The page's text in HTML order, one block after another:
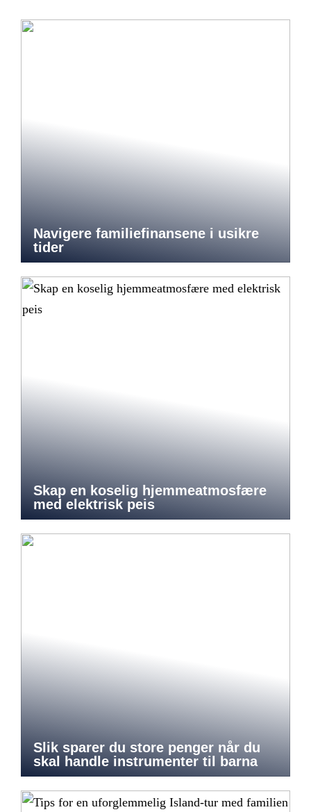
Navigere familiefinansene i usikre
tider
Skap en koselig hjemmeatmosfære
med elektrisk peis
Slik sparer du store penger når du
skal handle instrumenter til barna